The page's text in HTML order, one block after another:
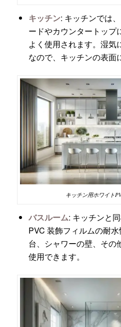
キッチン: キッチンでは
ードやカウンタートップ
よく使用されます。湿気
なので、キッチンの表面
キッチン用ホワイト
バスルーム: キッチンと
PVC 装飾フィルムの耐
台、シャワーの壁、その
使用できます。